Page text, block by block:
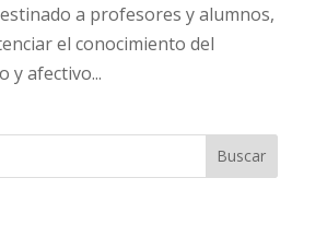
a profesores y alumnos,
el conocimiento del
y afectivo...